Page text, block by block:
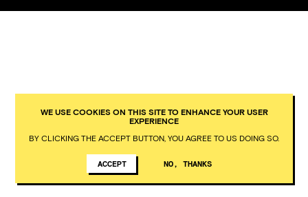
WE USE COOKIES ON THIS SITE TO ENHANCE YOUR USER
EXPERIENCE
BY CLICKING THE ACCEPT BUTTON, YOU AGREE TO US DOING SO.
ACCEPT NO, THANKS